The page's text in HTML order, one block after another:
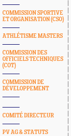
COMMISSION SPORTIVE
ET ORGANISATION (CSO)
ATHLÉTISME MASTERS
COMMISSION DES
OFFICIELS TECHNIQUES
(COT)
COMMISSION DE
DÉVELOPPEMENT
COMITÉ DIRECTEUR
PV AG & STATUTS